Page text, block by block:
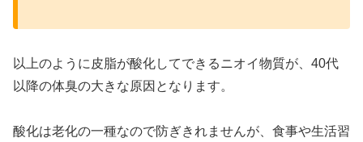
以上のように皮脂が酸化してできるニオイ物質が、40代
以降の体臭の大きな原因となります。
酸化は老化の一種なので防ぎきれませんが、食事や生活習